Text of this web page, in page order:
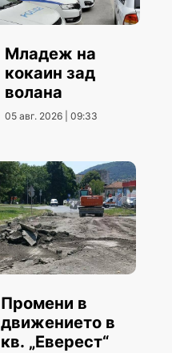
Младеж на
кокаин зад
волана
05 авг. 2026 | 09:33
Промени в
движението в
кв. „Еверест“